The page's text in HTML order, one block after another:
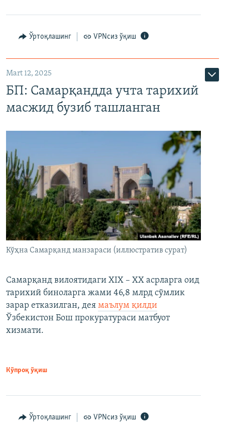
Ўртоқлашинг VPNсиз ўқиш
Mart 12, 2025
БП: Самарқандда учта тарихий
масжид бузиб ташланган
Кўҳна Самарқанд манзараси (иллюстратив сурат)
Самарқанд вилоятидаги XIX – XX асрларга оид
тарихий биноларга жами 46,8 млрд сўмлик
зарар етказилган, дея маълум қилди
Ўзбекистон Бош прокуратураси матбуот
хизмати.
Кўпроқ ўқиш
Ўртоқлашинг VPNсиз ўқиш